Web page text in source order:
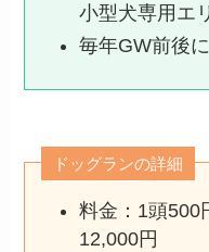
小型犬専用エ
毎年GW前後
ドッグランの詳細
料金：1頭500
12,000円